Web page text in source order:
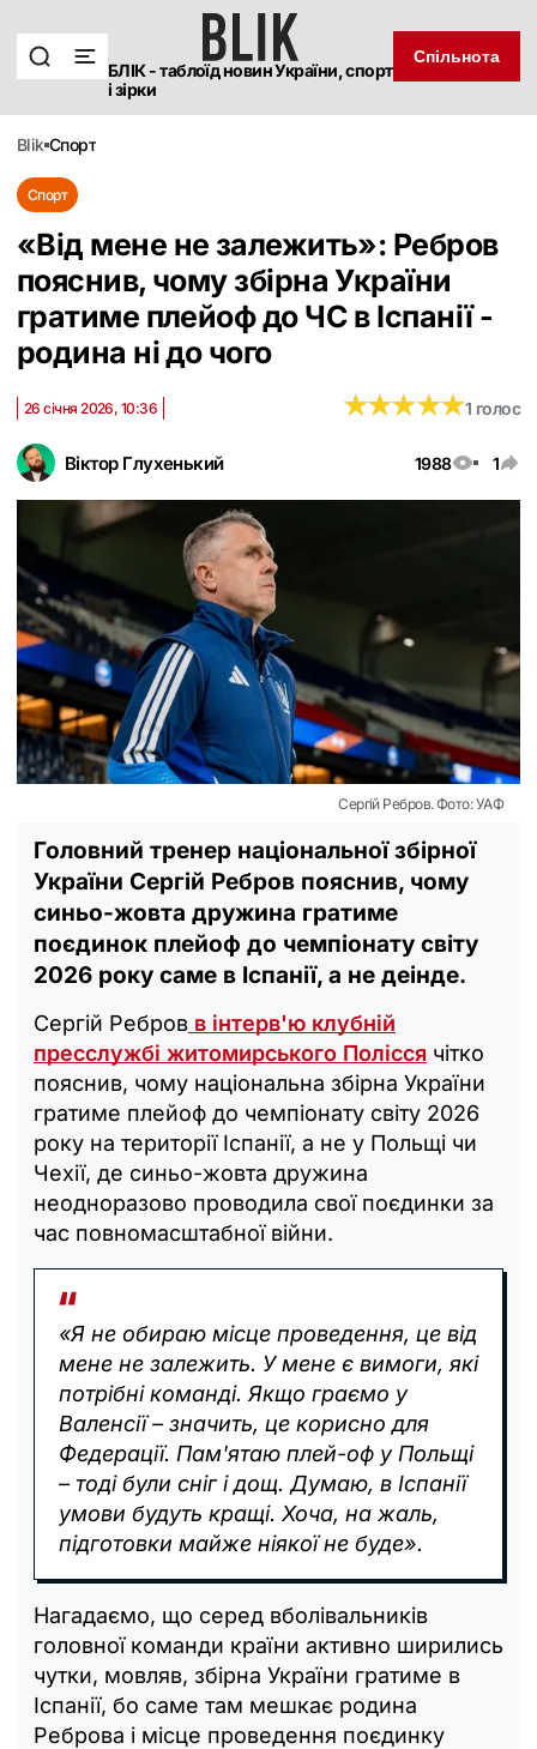
БЛІК - таблоїд новин України, спорт
і зірки
Спільнота
blik спорт
Спорт
«Від мене не залежить»: Ребров
пояснив, чому збірна України
гратиме плейоф до ЧС в Іспанії -
родина ні до чого
Віктор Глухенький 1988 1
26 січня 2026, 10:36 ★★★★★
★★★★★1 голос
Сергій Ребров. Фото: УАФ
Головний тренер національної збірної
України Сергій Ребров пояснив, чому
синьо-жовта дружина гратиме
поєдинок плейоф до чемпіонату світу
2026 року саме в Іспанії, а не деінде.
Сергій Ребров в інтерв'ю клубній
пресслужбі житомирського Полісся чітко
пояснив, чому національна збірна України
гратиме плейоф до чемпіонату світу 2026
року на території Іспанії, а не у Польщі чи
Чехії, де синьо-жовта дружина
неодноразово проводила свої поєдинки за
час повномасштабної війни.
«Я не обираю місце проведення, це від
мене не залежить. У мене є вимоги, які
потрібні команді. Якщо граємо у
Валенсії – значить, це корисно для
Федерації. Пам'ятаю плей-оф у Польщі
– тоді були сніг і дощ. Думаю, в Іспанії
умови будуть кращі. Хоча, на жаль,
підготовки майже ніякої не буде».
Нагадаємо, що серед вболівальників
головної команди країни активно ширились
чутки, мовляв, збірна України гратиме в
Іспанії, бо саме там мешкає родина
Реброва і місце проведення поєдинку